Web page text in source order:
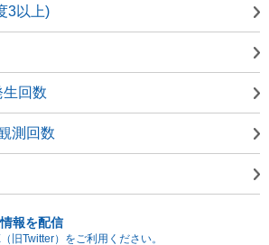
3以上)
回数
測回数
報を配信
旧Twitter）をご利用ください。